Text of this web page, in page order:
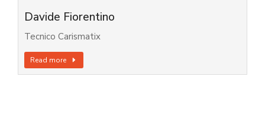
Davide Fiorentino
Tecnico Carismatix
Read more